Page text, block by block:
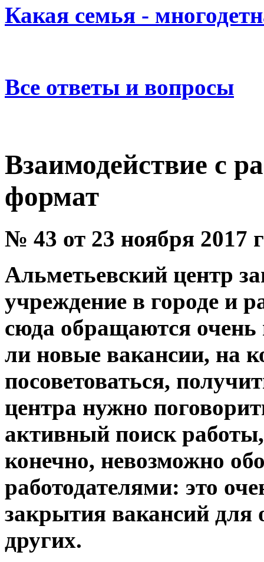
Какая семья -
Все ответы и вопросы
Взаимодействие с
формат
№ 43 от 23 ноября 2017
Альметьевский центр
учреждение в городе и
сюда обращаются очень
ли новые вакансии, на
посоветоваться,
центра нужно
активный поиск
конечно, невозможно
работодателями: это
закрытия вакансий для
других.